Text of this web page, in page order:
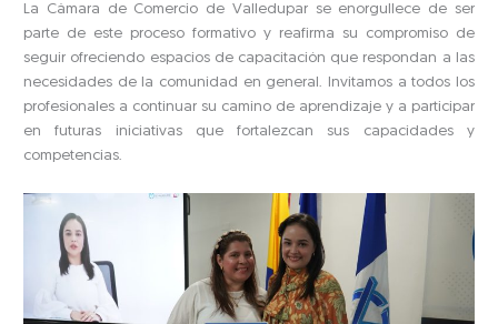
La Cámara de Comercio de Valledupar se enorgullece de ser
parte de este proceso formativo y reafirma su compromiso de
seguir ofreciendo espacios de capacitación que respondan a las
necesidades de la comunidad en general. Invitamos a todos los
profesionales a continuar su camino de aprendizaje y a participar
en futuras iniciativas que fortalezcan sus capacidades y
competencias.